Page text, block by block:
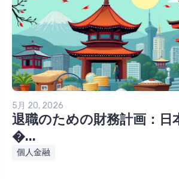
5月 20, 2026
退職のための財務計画：日
�...
個人金融